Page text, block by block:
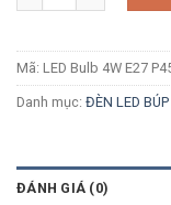
Mã: LED Bulb 4W E27
Danh mục: ĐÈN LED BÚP
ĐÁNH GIÁ (0)